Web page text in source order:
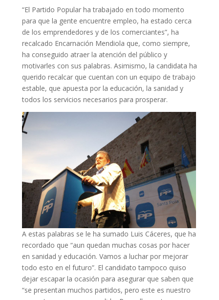
“El Partido Popular ha trabajado en todo momento
para que la gente encuentre empleo, ha estado cerca
de los emprendedores y de los comerciantes”, ha
recalcado Encarnación Mendiola que, como siempre,
ha conseguido atraer la atención del público y
motivarles con sus palabras. Asimismo, la candidata ha
querido recalcar que cuentan con un equipo de trabajo
estable, que apuesta por la educación, la sanidad y
todos los servicios necesarios para prosperar.
A estas palabras se le ha sumado Luis Cáceres, que ha
recordado que “aun quedan muchas cosas por hacer
en sanidad y educación. Vamos a luchar por mejorar
todo esto en el futuro”. El candidato tampoco quiso
dejar escapar la ocasión para asegurar que saben que
“se presentan muchos partidos, pero este es nuestro